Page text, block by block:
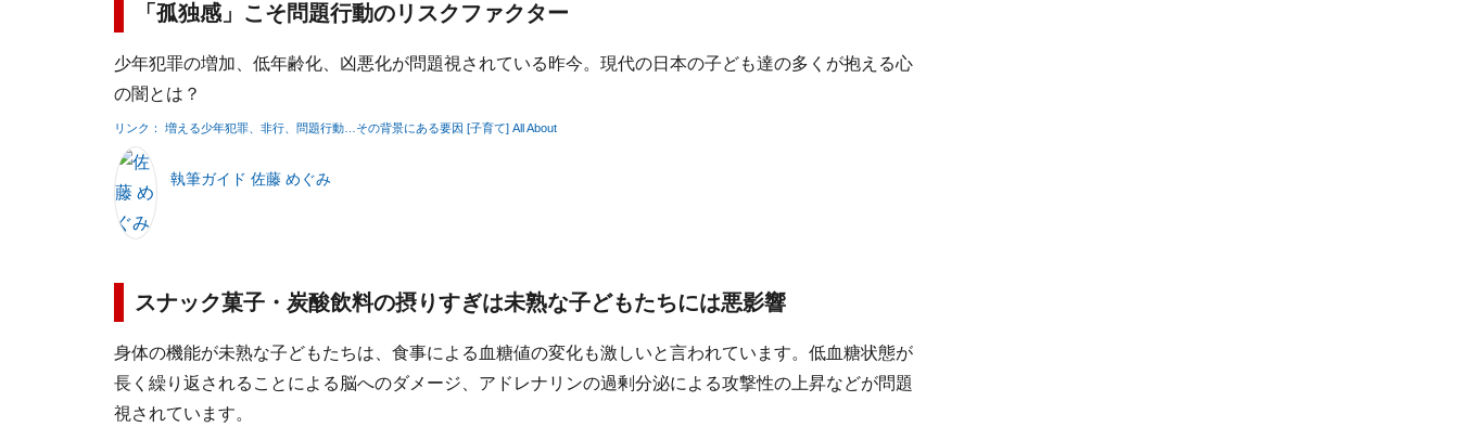
「孤独感」こそ問題行動のリスクファクター
少年犯罪の増加、低年齢化、凶悪化が問題視されている昨今。現代の日本の子ども達の多くが抱える心
の闇とは？
リンク： 増える少年犯罪、非行、問題行動…その背景にある要因 [子育て] All About
執筆ガイド 佐藤 めぐみ
スナック菓子・炭酸飲料の摂りすぎは未熟な子どもたちには悪影響
身体の機能が未熟な子どもたちは、食事による血糖値の変化も激しいと言われています。低血糖状態が
長く繰り返されることによる脳へのダメージ、アドレナリンの過剰分泌による攻撃性の上昇などが問題
視されています。